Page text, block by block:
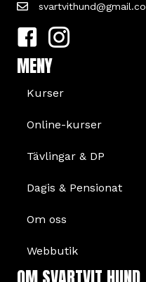
MENY
Kurser
Online-kurser
Tävlingar & DP
Dagis & Pensionat
Om oss
Webbutik